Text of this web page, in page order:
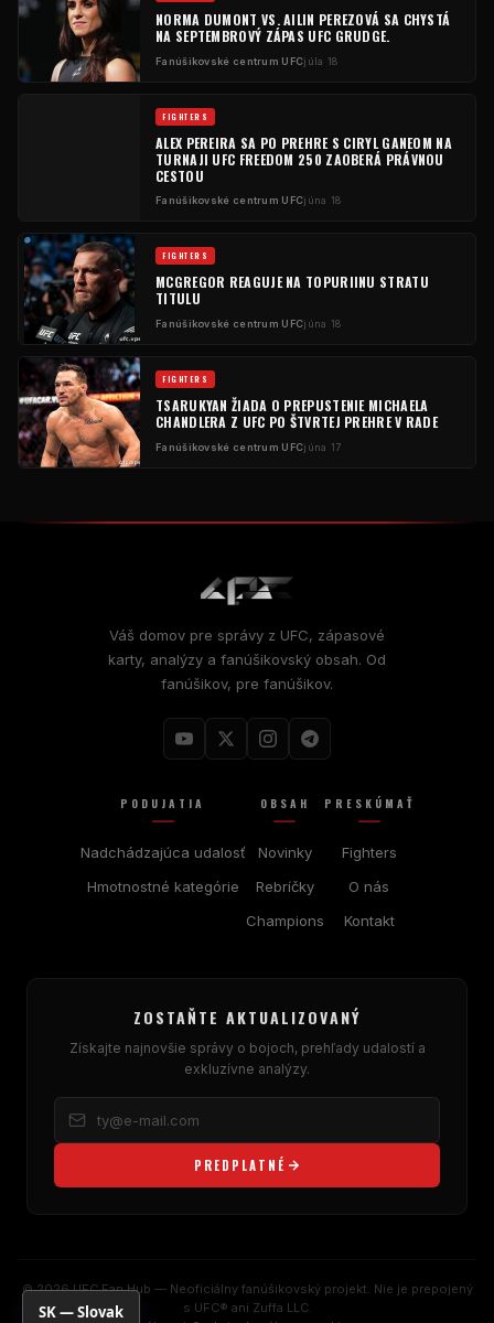
NORMA DUMONT VS. AILIN PEREZOVÁ SA CHYSTÁ
NA SEPTEMBROVÝ ZÁPAS UFC GRUDGE.
Fanúšikovské centrum UFCjúla 18
FIGHTERS
ALEX PEREIRA SA PO PREHRE S CIRYL GANEOM NA
TURNAJI UFC FREEDOM 250 ZAOBERÁ PRÁVNOU
CESTOU
Fanúšikovské centrum UFCjúna 18
FIGHTERS
MCGREGOR REAGUJE NA TOPURIINU STRATU
TITULU
Fanúšikovské centrum UFCjúna 18
FIGHTERS
TSARUKYAN ŽIADA O PREPUSTENIE MICHAELA
CHANDLERA Z UFC PO ŠTVRTEJ PREHRE V RADE
Fanúšikovské centrum UFCjúna 17
Váš domov pre správy z UFC, zápasové
karty, analýzy a fanúšikovský obsah. Od
fanúšikov, pre fanúšikov.
PODUJATIA
Nadchádzajúca udalosť
Hmotnostné kategórie
OBSAH
Novinky
Rebríčky
Champions
PRESKÚMAŤ
Fighters
O nás
Kontakt
ZOSTAŇTE AKTUALIZOVANÝ
Získajte najnovšie správy o bojoch, prehľady udalostí a
exkluzívne analýzy.
PREDPLATNÉ
© 2026 UFC Fan Hub — Neoficiálny fanúšikovský projekt. Nie je prepojený
s UFC® ani Zuffa LLC.
SK — Slovak